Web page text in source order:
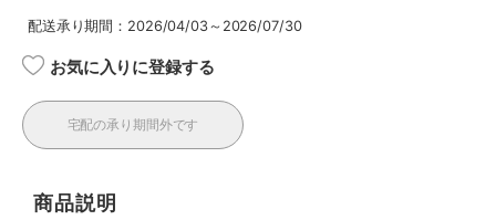
配送承り期間：2026/04/03～2026/07/30
お気に入りに登録する
宅配の承り期間外です
商品説明